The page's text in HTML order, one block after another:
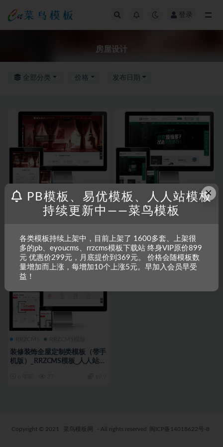
登录
房屋设计
全部分类 价格 发布日期
RRZCMS RRZCMS模板
酒店设计室内装修网站(响应式)
5 年前 40 19.9
RRZCMS RRZCMS模板
高端大气绿色装饰公司网站模板
5 年前 44
装修装饰全屋定制类模板（带手
机版）_RRZCMS模板_人人站
Copyright © 2021 菜鸟模板网 - All rights reserved 闽ICP备14018622号-8
×
PB模板、易优模板、人人站模板
持续更新中——菜鸟模板
各类模板持续上架中，目前上架了 1600多套、上架很
多的pb、eyoucms、rrzcms模板下载站 终身VIP原价899
元 优惠价299元，月底提价到369元。 价格会随模板数
量增加而上涨，每增加10个上涨5元。早加入会员早受
益！